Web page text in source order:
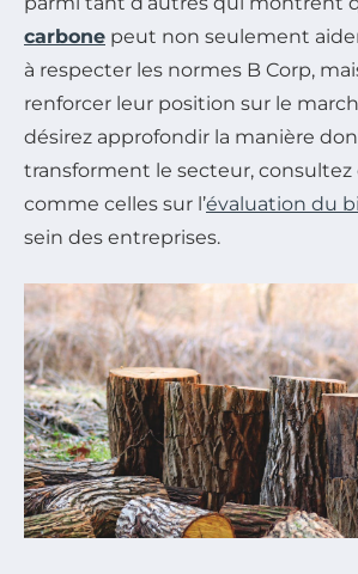
carbone peut non seulement
à respecter les normes B Corp,
renforcer leur position sur le
désirez approfondir la manière
transforment le secteur, consultez
comme celles sur l’évaluation du
sein des entreprises.